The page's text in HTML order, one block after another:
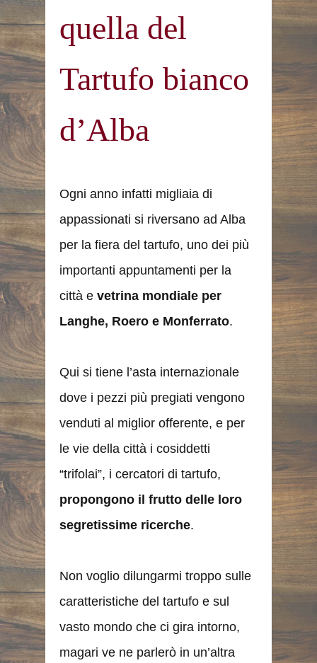
quella del
Tartufo bianco
d’Alba
Ogni anno infatti migliaia di
appassionati si riversano ad Alba
per la fiera del tartufo, uno dei più
importanti appuntamenti per la
città e vetrina mondiale per
Langhe, Roero e Monferrato.
Qui si tiene l’asta internazionale
dove i pezzi più pregiati vengono
venduti al miglior offerente, e per
le vie della città i cosiddetti
“trifolai”, i cercatori di tartufo,
propongono il frutto delle loro
segretissime ricerche.
Non voglio dilungarmi troppo sulle
caratteristiche del tartufo e sul
vasto mondo che ci gira intorno,
magari ve ne parlerò in un’altra